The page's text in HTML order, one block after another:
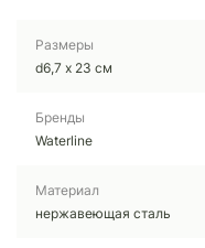
Размеры
d6,7 х 23 см
Бренды
Waterline
Материал
нержавеющая cталь